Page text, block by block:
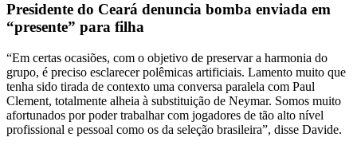
Presidente do Ceará denuncia bomba enviada em
“presente” para filha
“Em certas ocasiões, com o objetivo de preservar a harmonia do
grupo, é preciso esclarecer polêmicas artificiais. Lamento muito que
tenha sido tirada de contexto uma conversa paralela com Paul
Clement, totalmente alheia à substituição de Neymar. Somos muito
afortunados por poder trabalhar com jogadores de tão alto nível
profissional e pessoal como os da seleção brasileira”, disse Davide.